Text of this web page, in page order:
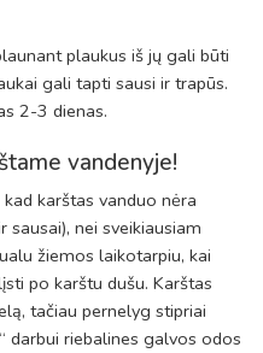
plaukus iš jų gali būti
gali tapti sausi ir trapūs.
2-3 dienas.
vandenyje!
karštas vanduo nėra
nei sveikiausiam
žiemos laikotarpiu, kai
po karštu dušu. Karštas
tačiau pernelyg stipriai
darbui riebalines galvos odos